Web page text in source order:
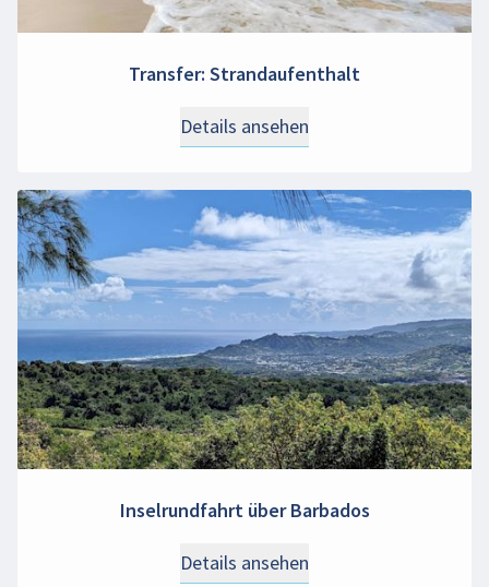
Transfer: Strandaufenthalt
Details ansehen
Inselrundfahrt über Barbados
Details ansehen